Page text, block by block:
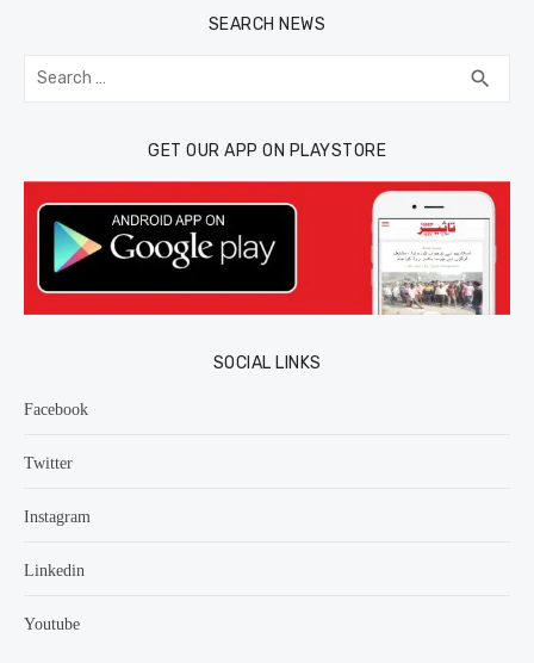
SEARCH NEWS
Search
for: search
GET OUR APP ON PLAYSTORE
SOCIAL LINKS
Facebook
Twitter
Instagram
Linkedin
Youtube